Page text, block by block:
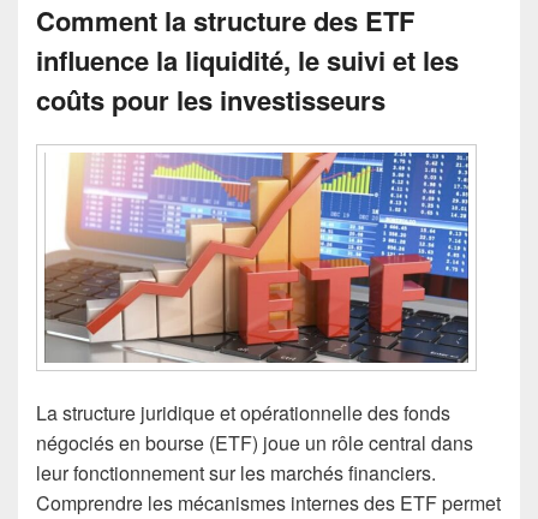
Comment la structure des ETF
influence la liquidité, le suivi et les
coûts pour les investisseurs
La structure juridique et opérationnelle des fonds
négociés en bourse (ETF) joue un rôle central dans
leur fonctionnement sur les marchés financiers.
Comprendre les mécanismes internes des ETF permet